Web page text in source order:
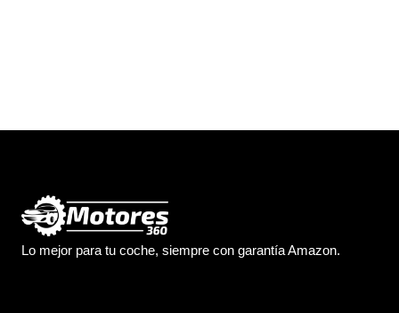
Lo mejor para tu coche, siempre con garantía Amazon.